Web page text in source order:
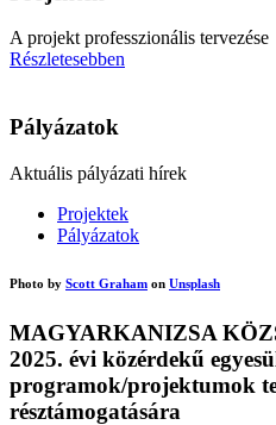
A projekt professzionális tervezése
Részletesebben
Pályázatok
Aktuális pályázati hírek
Projektek
Pályázatok
Photo by Scott Graham on Unsplash
MAGYARKANIZSA
2025. évi közérdekű
programok/projektumok
résztámogatására